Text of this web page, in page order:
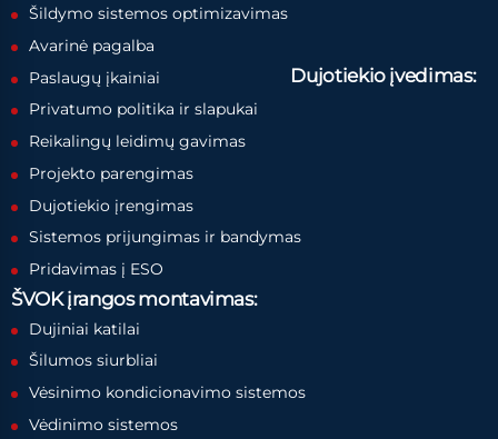
Šildymo sistemos optimizavimas
Avarinė pagalba
Paslaugų įkainiai
Privatumo politika ir slapukai
Dujotiekio įvedimas:
Reikalingų leidimų gavimas
Projekto parengimas
Dujotiekio įrengimas
Sistemos prijungimas ir bandymas
Pridavimas į ESO
ŠVOK įrangos montavimas:
Dujiniai katilai
Šilumos siurbliai
Vėsinimo kondicionavimo sistemos
Vėdinimo sistemos